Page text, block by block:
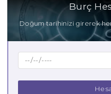
Burç
Doğum tarihinizi girerek